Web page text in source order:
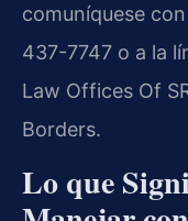
comuníquese
437-7747 o a la
Law Offices Of
Borders.
Lo que